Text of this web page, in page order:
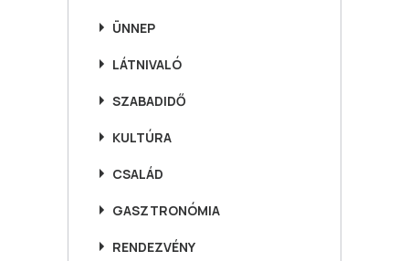
ÜNNEP
LÁTNIVALÓ
SZABADIDŐ
KULTÚRA
CSALÁD
GASZTRONÓMIA
RENDEZVÉNY